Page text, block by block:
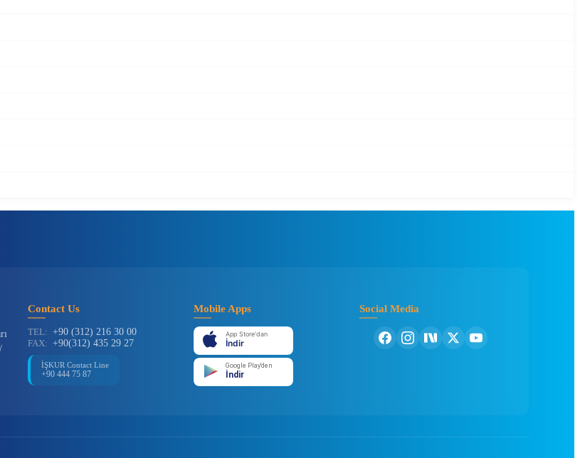
Contact Us
TEL: +90 (312) 216 30 00
FAX: +90(312) 435 29 27
İŞKUR Contact Line
+90 444 75 87
Mobile Apps
App Store'dan
İndir
Google Play'den
İndir
Social Media